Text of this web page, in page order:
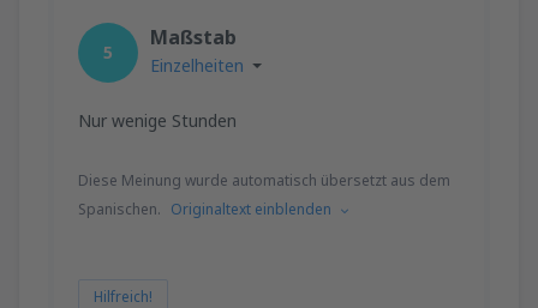
5
Maßstab
Einzelheiten
Nur wenige Stunden
Diese Meinung wurde automatisch übersetzt aus dem
Spanischen. Originaltext einblenden
Hilfreich!